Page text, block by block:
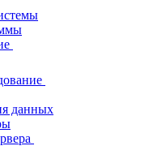
данных